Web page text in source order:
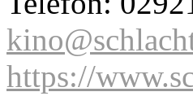
https://